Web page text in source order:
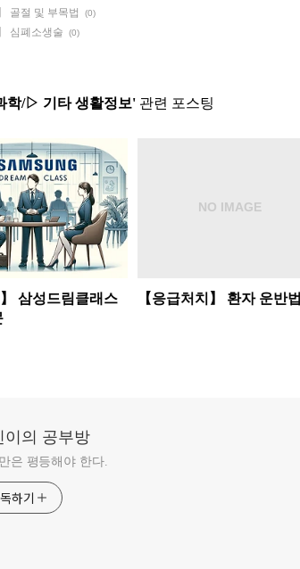
골절 및 부목법 (0)
심폐소생술 (0)
학/▷ 기타 생활정보' 관련 포스팅
】 삼성드림클래스
【응급처치】 환자 운반법
이의 공부방
은 평등해야 한다.
하기